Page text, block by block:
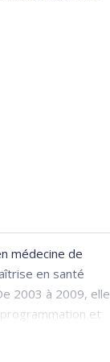
médecine de
en santé
2003 à 2009, elle
et
Montréal.